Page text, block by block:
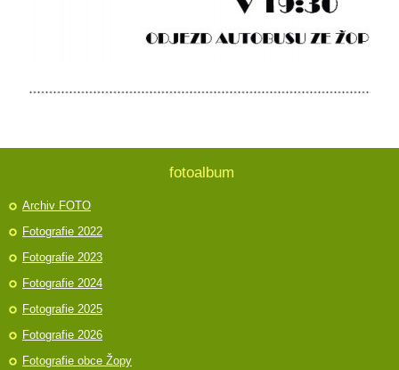
fotoalbum
Archiv FOTO
Fotografie 2022
Fotografie 2023
Fotografie 2024
Fotografie 2025
Fotografie 2026
Fotografie obce Žopy